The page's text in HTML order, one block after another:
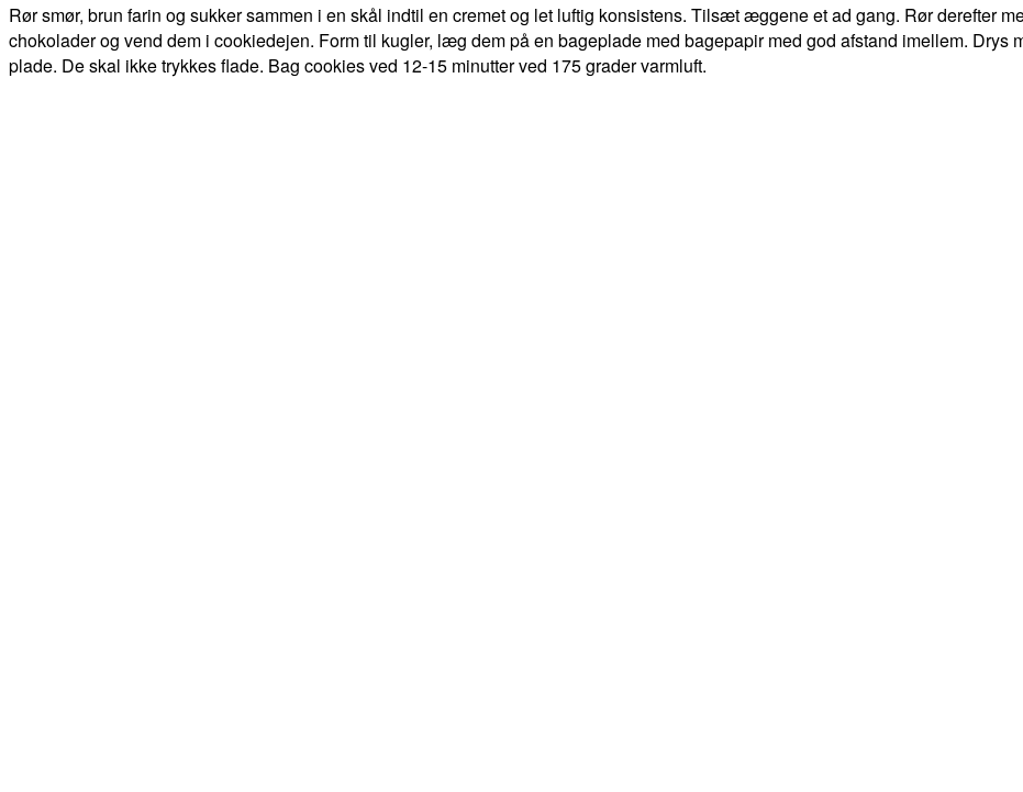
Rør smør, brun farin og sukker sammen i en skål indtil en cremet og let luftig konsistens. Tilsæt æggene et ad gang. Rør derefter
chokolader og vend dem i cookiedejen. Form til kugler, læg dem på en bageplade med bagepapir med god afstand imellem. Drys
plade. De skal ikke trykkes flade. Bag cookies ved 12-15 minutter ved 175 grader varmluft.